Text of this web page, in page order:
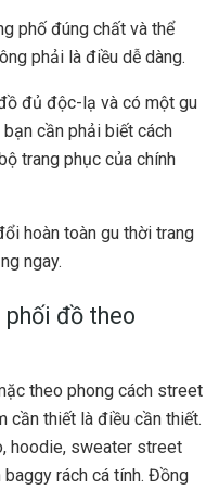
phố đúng chất và thể
phải là điều dễ dàng.
đủ độc-lạ và có một gu
cần phải biết cách
trang phục của chính
hoàn toàn gu thời trang
ngay.
phối đồ theo
theo phong cách street
cần thiết là điều cần thiết.
hoodie, sweater street
rách cá tính. Đồng